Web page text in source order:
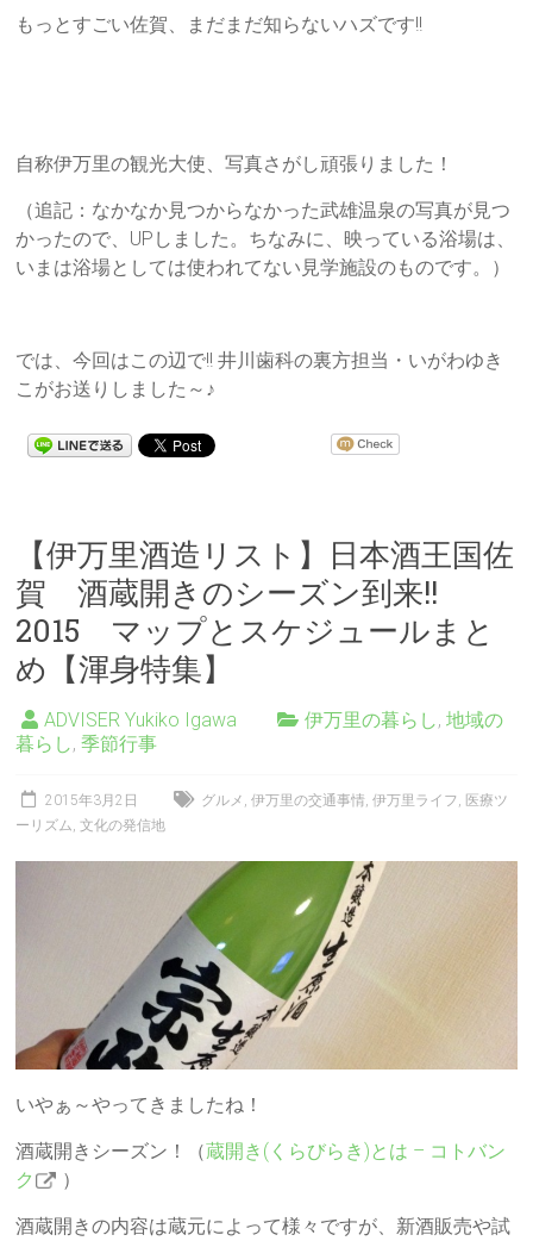
もっとすごい佐賀、まだまだ知らないハズです!!
自称伊万里の観光大使、写真さがし頑張りました！
（追記：なかなか見つからなかった武雄温泉の写真が見つ
かったので、UPしました。ちなみに、映っている浴場は、
いまは浴場としては使われてない見学施設のものです。）
では、今回はこの辺で!! 井川歯科の裏方担当・いがわゆき
こがお送りしました～♪
【伊万里酒造リスト】日本酒王国佐
賀 酒蔵開きのシーズン到来!!
2015 マップとスケジュールまと
め【渾身特集】
ADVISER Yukiko Igawa 伊万里の暮らし,地域の
暮らし,季節行事
2015年3月2日 グルメ ,伊万里の交通事情 ,伊万里ライフ
医療ツ
ーリズム ,文化の発信地
いやぁ～やってきましたね！
酒蔵開きシーズン！（蔵開き(くらびらき)とは – コトバン
ク
）
酒蔵開きの内容は蔵元によって様々ですが、新酒販売や試